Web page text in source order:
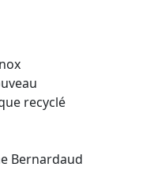
recyclé
Bernardaud